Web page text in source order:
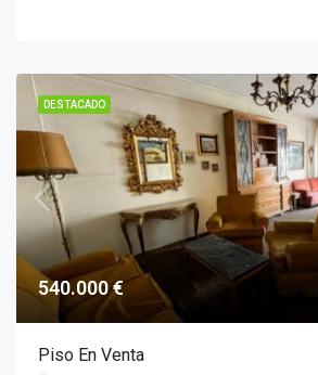
DESTACADO
540.000 €
Piso En Venta